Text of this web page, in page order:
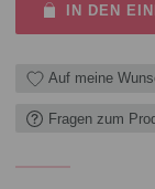
IN DEN
Auf meine
Fragen zum